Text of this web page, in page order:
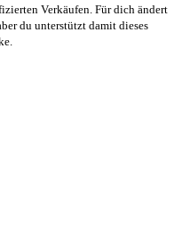
Verkäufen. Für dich ändert
du unterstützt damit dieses